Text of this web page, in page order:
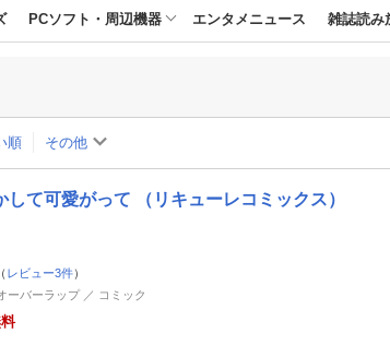
PCソフト・周辺機器 エンタメニュース 雑誌読み
順 その他
して可愛がって （リキューレコミックス）
レビュー3件）
ーバーラップ ／ コミック